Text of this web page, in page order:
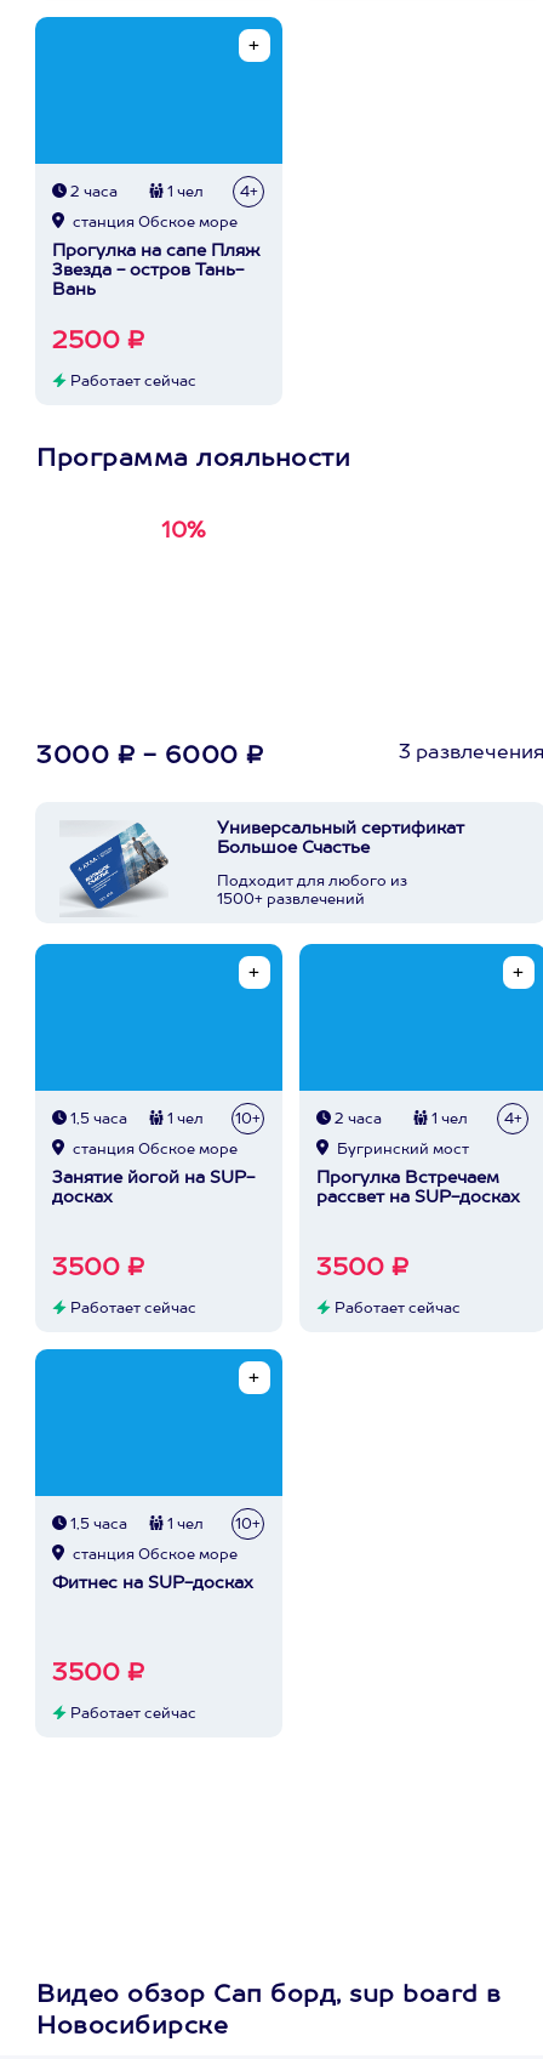
2 часа 1 чел 4+
станция Обское море
Прогулка на сапе Пляж
Звезда - остров Тань-
Вань
2500 ₽
Работает сейчас
Программа лояльности
10%
3000 ₽ - 6000 ₽ 3
Универсальный сертификат
Большое Счастье
Подходит для любого из
1500+ развлечений
1,5 часа 1 чел 10+
станция Обское море
Занятие йогой на SUP-
досках
3500 ₽
Работает сейчас
2 часа 1 чел 4+
Бугринский мост
Прогулка Встречаем
рассвет на SUP-досках
3500 ₽
Работает сейчас
1,5 часа 1 чел 10+
станция Обское море
Фитнес на SUP-досках
3500 ₽
Работает сейчас
Видео обзор Сап борд, sup board в
Новосибирске